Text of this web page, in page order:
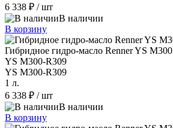
6 338 ₽ / шт
В наличии
В корзину
Гибридное гидро-масло Renner YS M300
YS M300-R309
YS M300-R309
1 л.
6 338 ₽ / шт
В наличии
В корзину